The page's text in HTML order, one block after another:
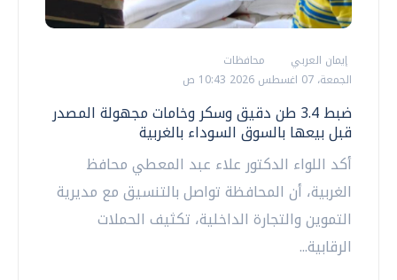
إيمان العربي
محافظات
الجمعة، 07 اغسطس 2026 10:43 ص
ضبط 3.4 طن دقيق وسكر وخامات مجهولة المصدر
قبل بيعها بالسوق السوداء بالغربية
أكد اللواء الدكتور علاء عبد المعطي محافظ
الغربية، أن المحافظة تواصل بالتنسيق مع مديرية
التموين والتجارة الداخلية، تكثيف الحملات
الرقابية...